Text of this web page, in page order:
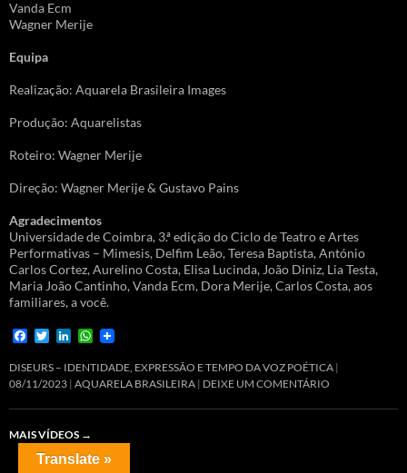
Vanda Ecm
Wagner Merije
Equipa
Realização: Aquarela Brasileira Images
Produção: Aquarelistas
Roteiro: Wagner Merije
Direção: Wagner Merije & Gustavo Pains
Agradecimentos
Universidade de Coimbra, 3.ª edição do Ciclo de Teatro e Artes
Performativas – Mimesis, Delfim Leão, Teresa Baptista, António
Carlos Cortez, Aurelino Costa, Elisa Lucinda, João Diniz, Lia Testa,
Maria João Cantinho, Vanda Ecm, Dora Merije, Carlos Costa, aos
familiares, a você.
F
c
e
b
o
k
T
i
t
t
e
n
k
e
d
n
W
a
t
s
A
DISEURS – IDENTIDADE, EXPRESSÃO E TEMPO DA VOZ POÉTICA
08/11/2023 AQUARELA BRASILEIRA DEIXE UM COMENTÁRIO
MAIS VÍDEOS →
Translate »